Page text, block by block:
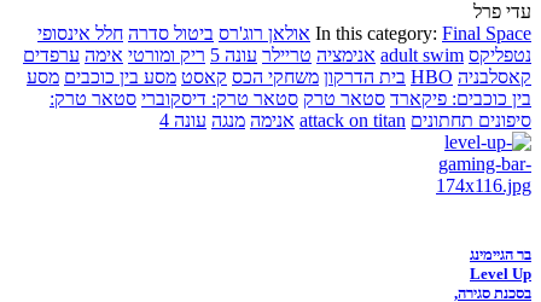
עדי פרל
In this category: Final Space אולאן רוג'רס ביטול סדרה חלל אינסופי
נטפליקס adult swim אנימציה טריילר עונה 5 ריק ומורטי אימה ערפדים
קאסלבניה HBO בית הדרקון משחקי הכס קאסט מסע בין כוכבים מסע
בין כוכבים: פיקארד סטאר טרק סטאר טרק: דיסקוברי סטאר טרק:
סיפונים תחתונים attack on titan אנימה מנגה עונה 4
בר הגיימינג
Level Up
בסכנת סגירה,